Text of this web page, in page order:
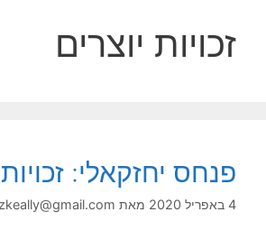
זכויות יוצרים
פנחס יחזקאלי:
4 באפריל 2020 מאת